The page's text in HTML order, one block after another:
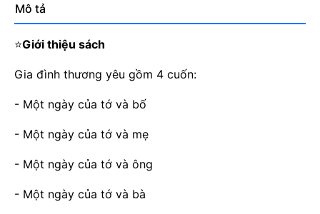
Mô tả
⭐Giới thiệu sách
Gia đình thương yêu gồm 4 cuốn:
- Một ngày của tớ và bố
- Một ngày của tớ và mẹ
- Một ngày của tớ và ông
- Một ngày của tớ và bà